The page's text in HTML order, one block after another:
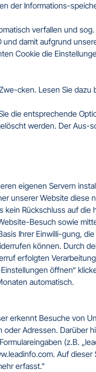
der Informations-
verfallen und
damit aufgrund
Cookie die
cken. Lesen Sie
die entsprechende
werden. Der Aus-
eigenen Servern
unserer Website diese
Rückschluss auf
Besuch sowie
Ihrer Einwilli-gung,
können. Durch
erfolgten
öffnen“
automatisch.
erkennt Besuche von
Adressen. Darüber
(z.B.
Auf
erfasst."